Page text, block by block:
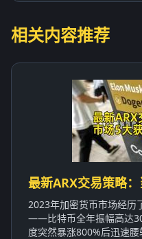
相关内容推荐
最新ARX交易策略
2023年加密货币市场经历
——比特币全年振幅高达
度突然暴涨800%后迅速